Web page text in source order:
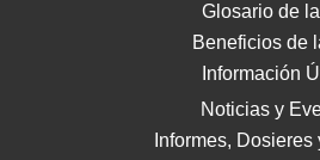
Glosario de
Beneficios de
Información
Noticias y
Informes,